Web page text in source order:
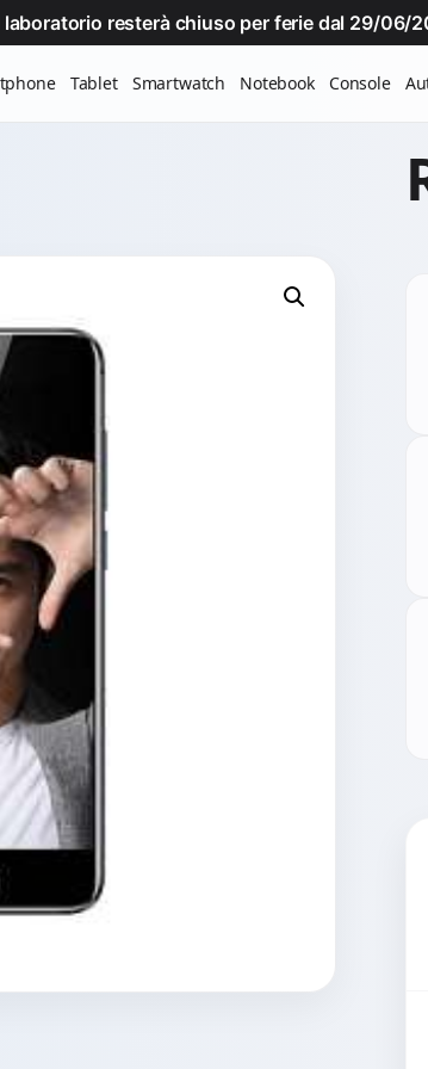
laboratorio resterà chiuso per ferie dal 29/06/
Tablet Smartwatch Notebook Console